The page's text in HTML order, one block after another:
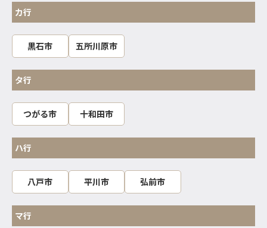
カ行
黒石市 五所川原市
タ行
つがる市 十和田市
ハ行
八戸市 平川市 弘前市
マ行